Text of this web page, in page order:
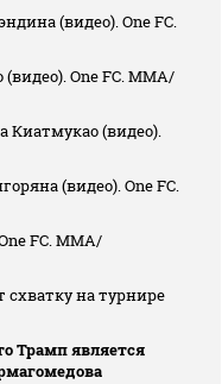
(видео). One FC.
One FC. MMA/
Киатмукао (видео).
(видео). One FC.
FC. MMA/
на турнире
Трамп является